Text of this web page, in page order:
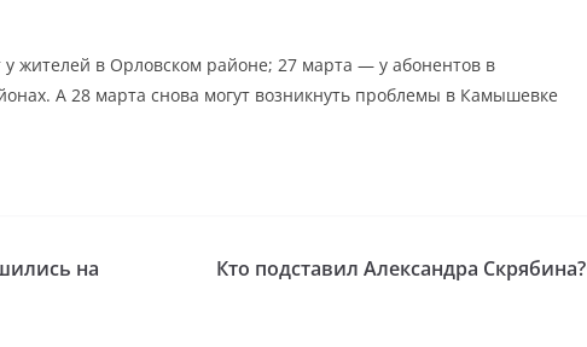
жителей в Орловском районе; 27 марта — у абонентов в
А 28 марта снова могут возникнуть проблемы в Камышевке
на
Кто подставил Александра Скрябина?